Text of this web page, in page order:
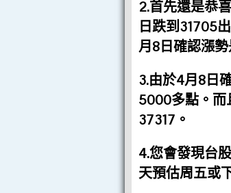
2.首先還是恭
日跌到31705
月8日確認漲
3.由於4月8日
5000多點。而
37317。
4.您會發現台
天預估周五或